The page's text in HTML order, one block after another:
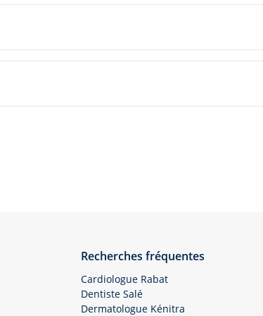
Recherches fréquentes
Cardiologue Rabat
Dentiste Salé
Dermatologue Kénitra